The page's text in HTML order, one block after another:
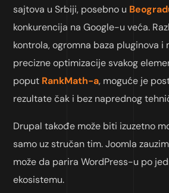
sajtova u Srbiji, posebno u
konkurencija na Google-u veća.
kontrola, ogromna baza pluginova i
precizne optimizacije svakog
poput RankMath-a, moguće je
rezultate čak i bez naprednog
Drupal takođe može biti izuzetno
samo uz stručan tim. Joomla
može da parira WordPress-u po
ekosistemu.